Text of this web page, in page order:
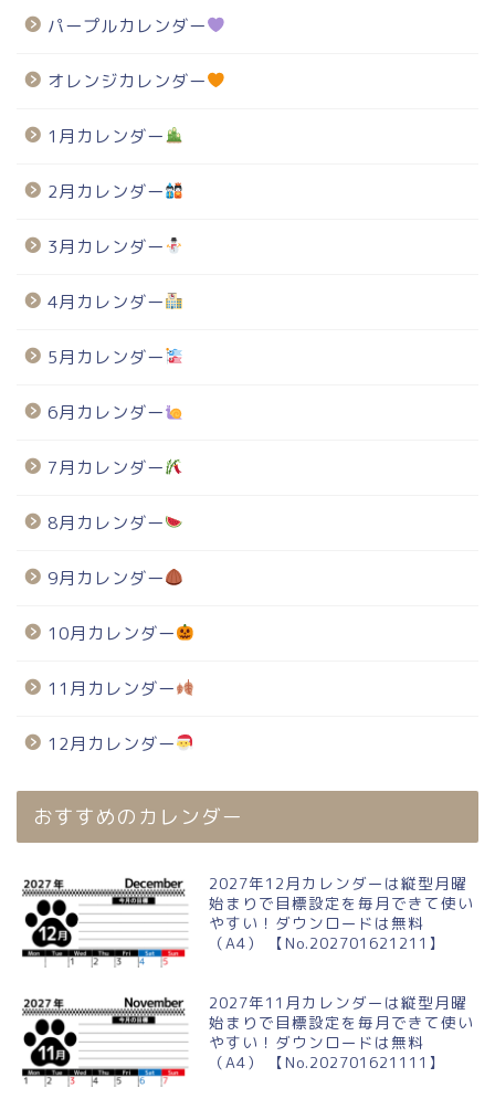
パープルカレンダー
オレンジカレンダー
1月カレンダー
2月カレンダー
3月カレンダー
4月カレンダー
5月カレンダー
6月カレンダー
7月カレンダー
8月カレンダー
9月カレンダー
10月カレンダー
11月カレンダー
12月カレンダー
おすすめのカレンダー
2027年12月カレンダーは縦型月曜
始まりで目標設定を毎月できて使い
やすい！ダウンロードは無料
（A4） 【No.202701621211】
2027年11月カレンダーは縦型月曜
始まりで目標設定を毎月できて使い
やすい！ダウンロードは無料
（A4） 【No.202701621111】